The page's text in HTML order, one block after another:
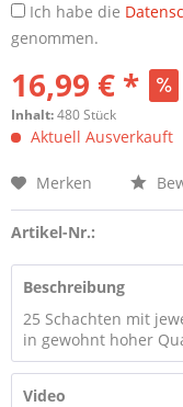
Ich habe die
genommen.
16,99 € *
Inhalt:480 Stück
Aktuell Ausverkauft
Merken
Artikel-Nr.:
Beschreibung
25 Schachten mit
in gewohnt hoher
Video